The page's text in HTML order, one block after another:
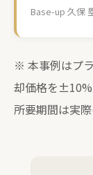
Base-up 久保
※ 本事例はプ
却価格を±10%
所要期間は実際